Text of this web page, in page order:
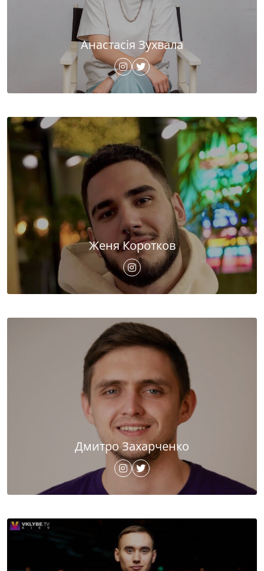
Анастасія Зухвала
Женя Коротков
Дмитро Захарченко